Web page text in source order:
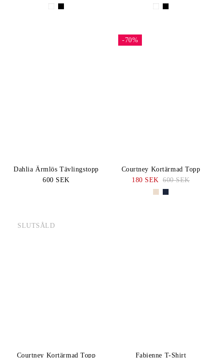
Dahlia Ärmlös Tävlingstopp
600 SEK
-70%
Courtney Kortärmad Topp
180 SEK 600 SEK
SLUTSÅLD
Courtney Kortärmad Topp
Fabienne T-Shirt